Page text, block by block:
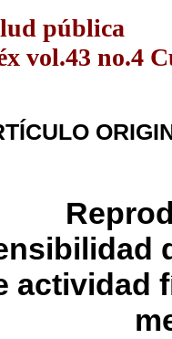
pública
vol.43 no.4
actividad